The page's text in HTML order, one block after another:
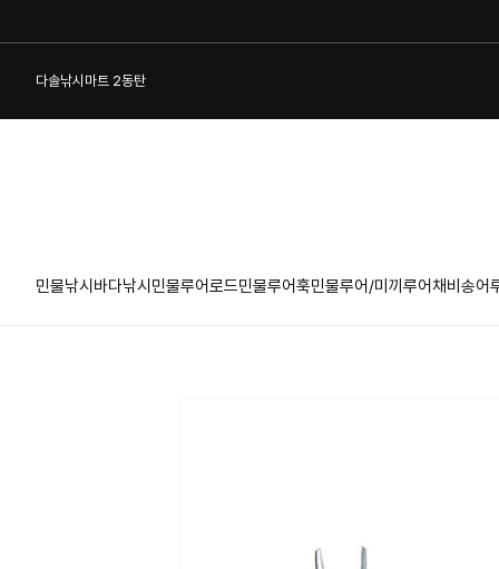
다솔낚시마트 2동탄
민물낚시 바다낚시 민물루어로드민물루어훅민물루어/미끼 루어채비 송어